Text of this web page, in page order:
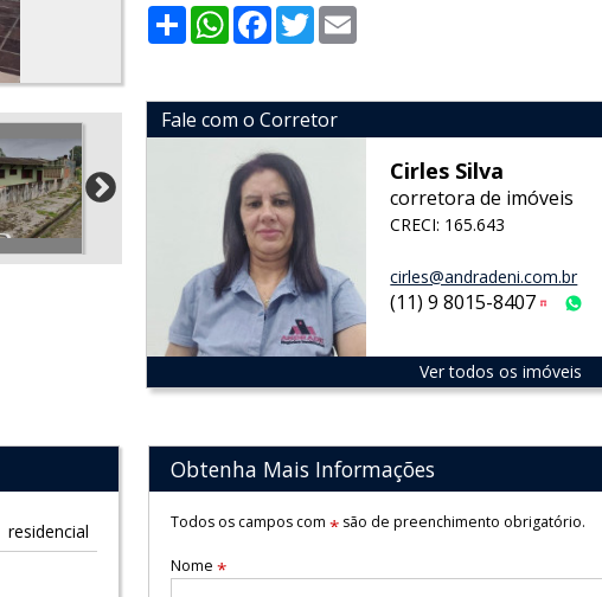
ShareWhatsApp
Facebook
Twitter
Fale com o Corretor
Cirles Silva
corretora de imóveis
CRECI: 165.643
cirles@andradeni.com.br
(11) 9 8015-8407 Tim
Ver todos os imóveis
residencial
Obtenha Mais Informações
Todos os campos com *são de preenchimento obrigatório.
Nome *